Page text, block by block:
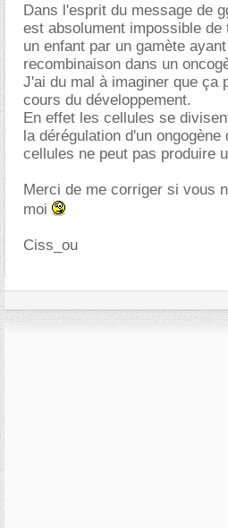
Dans l'esprit du message de
est absolument impossible
un enfant par un gamète
recombinaison dans un
J'ai du mal à imaginer que ça
cours du développement.
En effet les cellules se
la dérégulation d'un ongogène
cellules ne peut pas produire
Merci de me corriger si vous
moi
Ciss_ou